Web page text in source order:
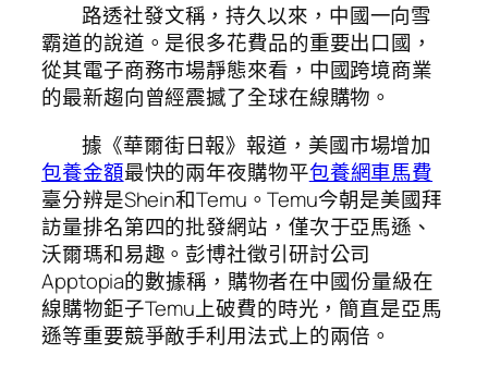
路透社發文稱，持久以來，中國一向雪
霸道的說道。是很多花費品的重要出口國，
從其電子商務市場靜態來看，中國跨境商業
的最新趨向曾經震撼了全球在線購物。
據《華爾街日報》報道，美國市場增加
包養金額最快的兩年夜購物平包養網車馬費
臺分辨是Shein和Temu。Temu今朝是美國拜
訪量排名第四的批發網站，僅次于亞馬遜、
沃爾瑪和易趣。彭博社徵引研討公司
Apptopia的數據稱，購物者在中國份量級在
線購物鉅子Temu上破費的時光，簡直是亞馬
遜等重要競爭敵手利用法式上的兩倍。